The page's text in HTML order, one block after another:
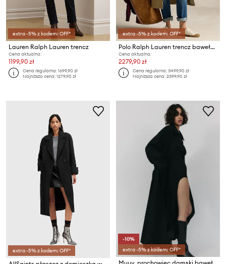
extra -5% z kodem: OFF*
Lauren Ralph Lauren trencz
Cena aktualna:
1199,90 zł
Cena regularna:1699,90 zł
Najniższa cena:1279,90 zł
extra -5% z kodem: OFF*
Polo Ralph Lauren trencz bawełniany
Cena aktualna:
2279,90 zł
Cena regularna:3499,90 zł
Najniższa cena:2399,90 zł
extra -5% z kodem: OFF*
-10%
extra -5% z kodem: OFF*